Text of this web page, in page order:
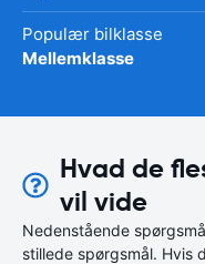
Populær bilklasse
Mellemklasse
Hvad de
vil vide
Nedenstående
stillede spørgsmål. Hvis